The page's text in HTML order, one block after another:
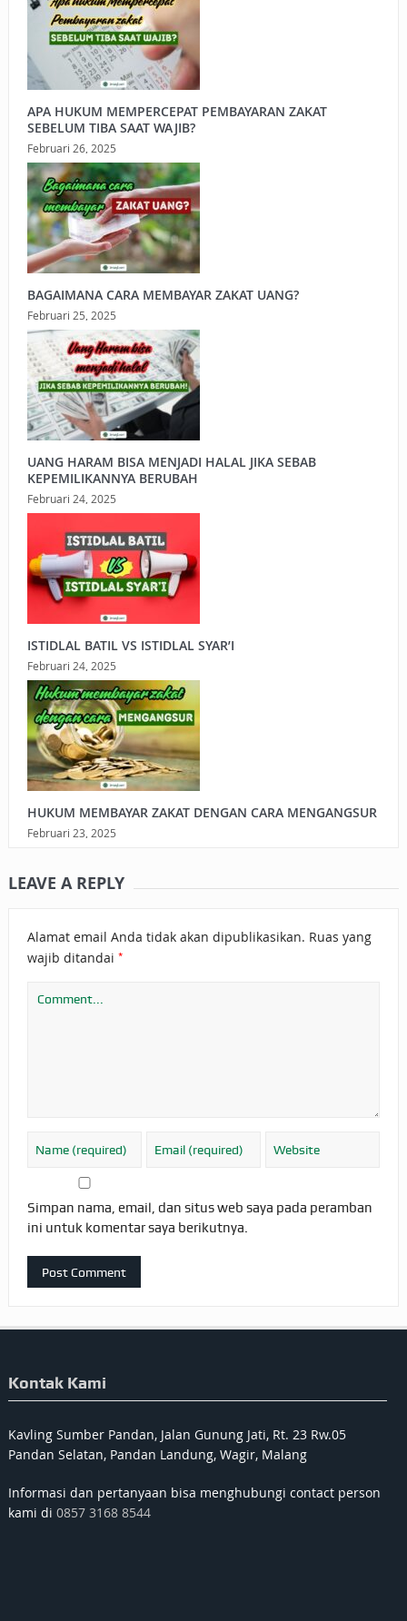
APA HUKUM MEMPERCEPAT PEMBAYARAN ZAKAT
SEBELUM TIBA SAAT WAJIB?
Februari 26, 2025
BAGAIMANA CARA MEMBAYAR ZAKAT UANG?
Februari 25, 2025
UANG HARAM BISA MENJADI HALAL JIKA SEBAB
KEPEMILIKANNYA BERUBAH
Februari 24, 2025
ISTIDLAL BATIL VS ISTIDLAL SYAR’I
Februari 24, 2025
HUKUM MEMBAYAR ZAKAT DENGAN CARA MENGANGSUR
Februari 23, 2025
LEAVE A REPLY
Alamat email Anda tidak akan dipublikasikan. Ruas yang
wajib ditandai *
Simpan nama, email, dan situs web saya pada peramban
ini untuk komentar saya berikutnya.
Kontak Kami
Kavling Sumber Pandan, Jalan Gunung Jati, Rt. 23 Rw.05
Pandan Selatan, Pandan Landung, Wagir, Malang
Informasi dan pertanyaan bisa menghubungi contact person
kami di 0857 3168 8544